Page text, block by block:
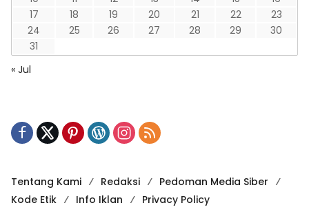
17
18 19 20 21 22
23
24
25 26 27 28 29
30
31
« Jul
Tentang Kami Redaksi
Pedoman Media Siber
Kode Etik
Info Iklan Privacy Policy